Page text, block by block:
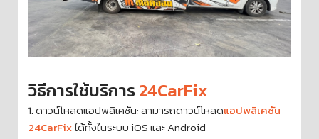
วิธีการใช้บริการ24CarFix
1. ดาวน์โหลดแอปพลิเคชัน: สามารถดาวน์โหลดแอปพลิเคชัน
24CarFixได้ทั้งในระบบ iOS และ Android